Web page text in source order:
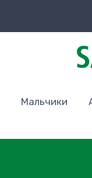
Мальчики